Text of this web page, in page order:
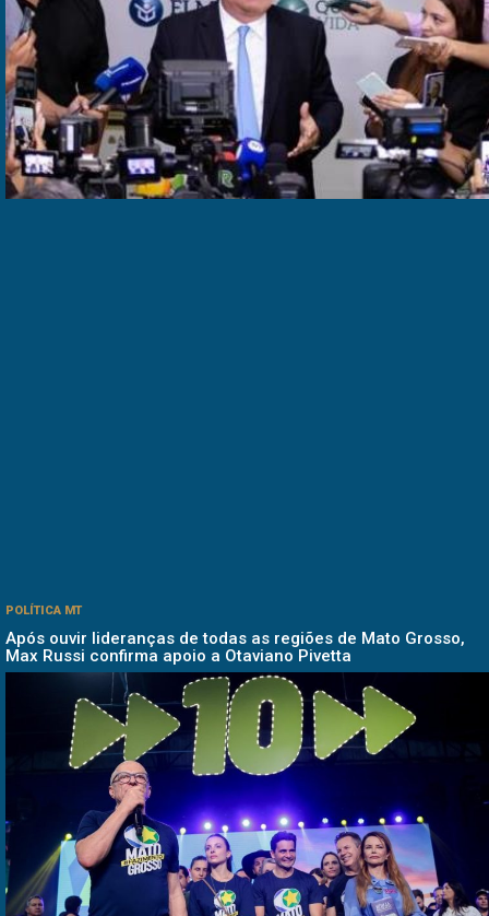
POLÍTICA MT
Após ouvir lideranças de todas as regiões de Mato Grosso,
Max Russi confirma apoio a Otaviano Pivetta